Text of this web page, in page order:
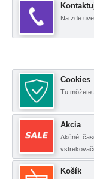
Na zde
Cookies
Tu môžete
Akcia
Akčné,
Košík